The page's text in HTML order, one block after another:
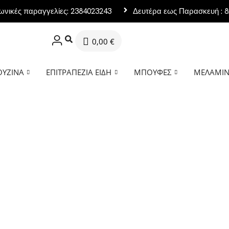
παραγγελίες: 2384023243 Δευτέρα εως Παρασκευή :
0,00 €
ΕΠΙΤΡΑΠΈΖΙΑ ΕΊΔΗ ΜΠΟΥΦΈΣ